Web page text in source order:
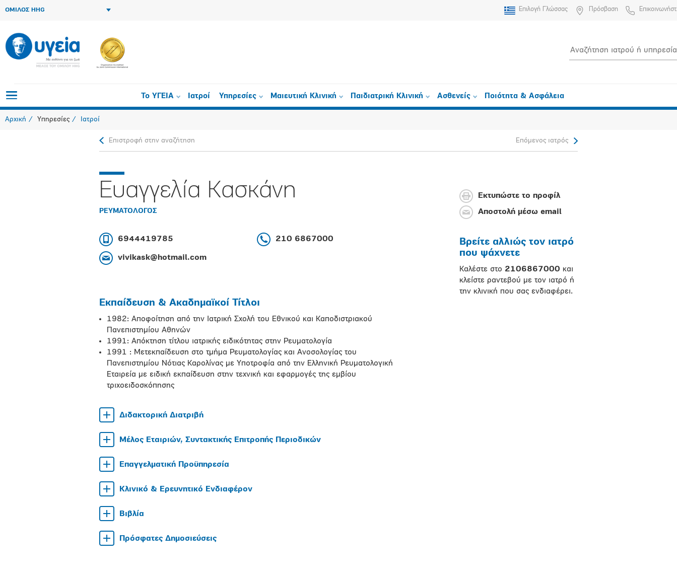
ΟΜΙΛΟΣ HHG Επιλογή Γλώσσας Πρόσβαση
Το ΥΓΕΙΑ Ιατροί Υπηρεσίες Μαιευτική Κλινική Παιδιατρική Κλινική Ασθενείς Ποιότητα & Ασφάλεια
Αρχική Υπηρεσίες Ιατροί
Επιστροφή στην αναζήτηση Επόμενος ιατρός
Ευαγγελία Κασκάνη
ΡΕΥΜΑΤΟΛΟΓΟΣ
6944419785 210 6867000
vivikask@hotmail.com
Εκπαίδευση & Ακαδημαϊκοί Τίτλοι
1982: Αποφοίτηση από την Ιατρική Σχολή του Εθνικού και Καποδιστριακού
Πανεπιστημίου Αθηνών
1991: Απόκτηση τίτλου ιατρικής ειδικότητας στην Ρευματολογία
1991 : Μετεκπαίδευση στο τμήμα Ρευματολογίας και Ανοσολογίας του
Πανεπιστημίου Νότιας Καρολίνας με Υποτροφία από την Ελληνική Ρευματολογική
Εταιρεία με ειδική εκπαίδευση στην τεχνική και εφαρμογές της εμβίου
τριχοειδοσκόπησης
Διδακτορική Διατριβή
Μέλος Εταιριών, Συντακτικής Επιτροπής Περιοδικών
Επαγγελματική Προϋπηρεσία
Κλινικό & Ερευνητικό Ενδιαφέρον
Βιβλία
Πρόσφατες Δημοσιεύσεις
Εκτυπώστε το προφίλ
Αποστολή μέσω email
Βρείτε αλλιώς τον ιατρό
που ψάχνετε
Καλέστε στο 2106867000 και
κλείστε ραντεβού με τον ιατρό ή
την κλινική που σας ενδιαφέρει.